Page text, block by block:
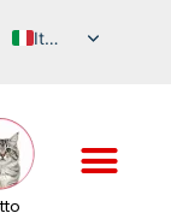
Italian
French